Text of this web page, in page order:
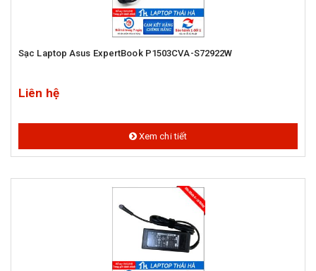
Sạc Laptop Asus ExpertBook P1503CVA-S72922W
Liên hệ
Xem chi tiết